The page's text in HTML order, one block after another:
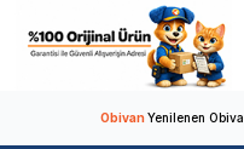
ObivanYenilenen